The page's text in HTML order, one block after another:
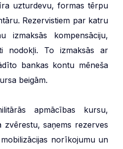
uzturdevu, formas tērpu
Rezervistiem par katru
izmaksās kompensāciju,
nodokļi. To izmaksās ar
bankas kontu mēneša
beigām.
apmācības kursu,
saņems rezerves
norīkojumu un